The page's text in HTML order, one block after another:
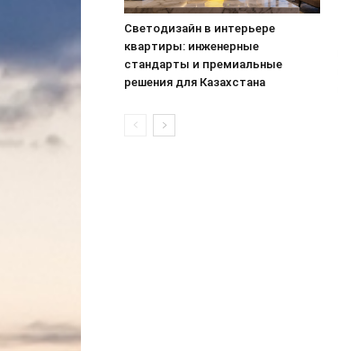
Светодизайн в интерьере
квартиры: инженерные
стандарты и премиальные
решения для Казахстана